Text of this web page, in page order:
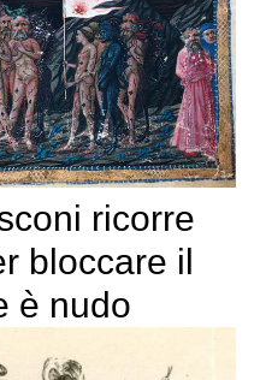
ricorre
bloccare il
è nudo